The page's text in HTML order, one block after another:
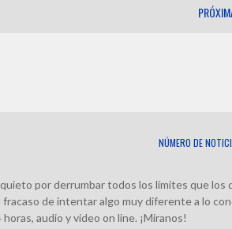
NÚMERO DE
por derrumbar todos los límites que los
de intentar algo muy diferente a lo
audio y video on line. ¡Miranos!